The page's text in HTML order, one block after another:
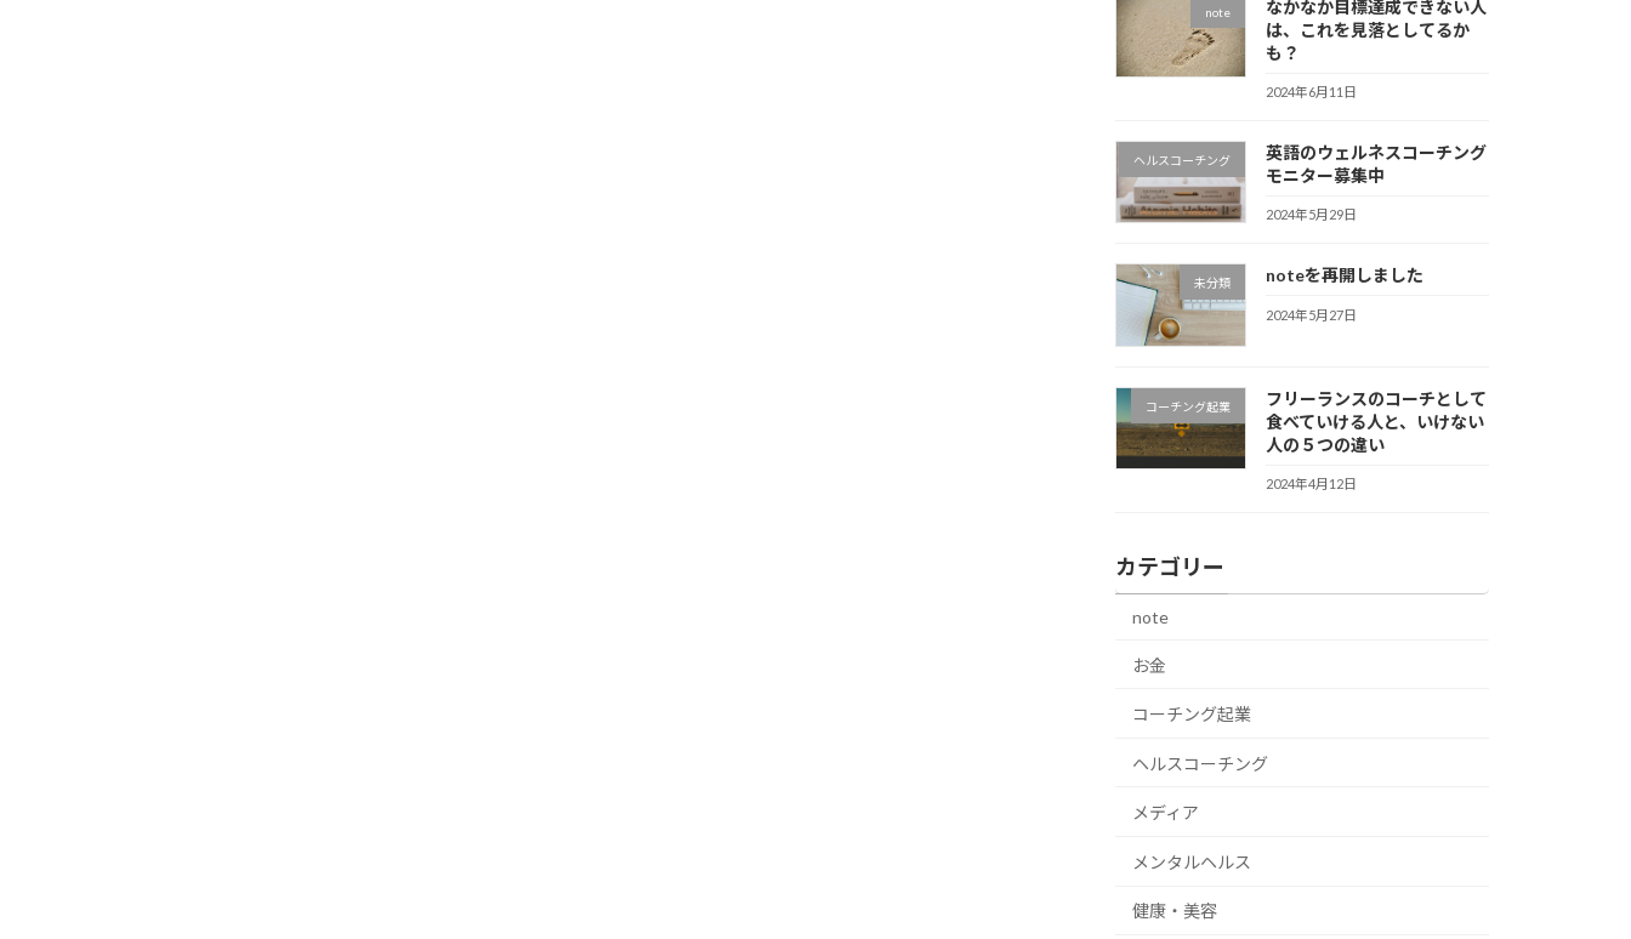
note
なかなか目標達成できない人
は、これを見落としてるか
も？
2024年6月11日
ヘルスコーチング
英語のウェルネスコーチング
モニター募集中
2024年5月29日
未分類 noteを再開しました
2024年5月27日
コーチング起業
フリーランスのコーチとして
食べていける人と、いけない
人の５つの違い
2024年4月12日
カテゴリー
note
お金
コーチング起業
ヘルスコーチング
メディア
メンタルヘルス
健康・美容